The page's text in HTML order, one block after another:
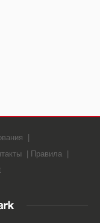
Правила